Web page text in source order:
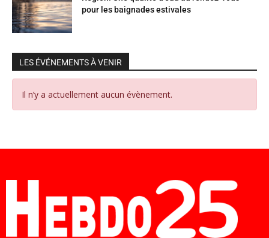
pour les baignades estivales
LES ÉVÉNEMENTS À VENIR
Il n’y a actuellement aucun évènement.